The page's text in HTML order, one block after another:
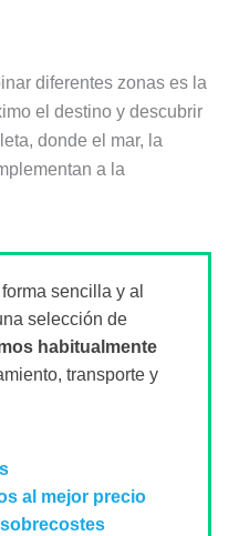
diferentes zonas es la
el destino y descubrir
donde el mar, la
a la
sencilla y al
selección de
habitualmente
transporte y
al mejor precio